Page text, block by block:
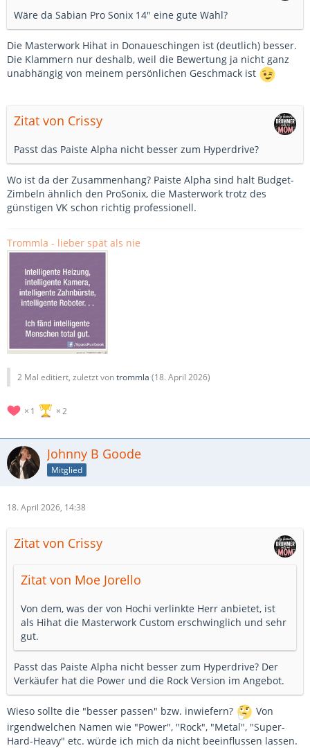
Wäre da Sabian Pro Sonix 14" eine gute Wahl?
Die Masterwork Hihat in Donaueschingen ist (deutlich) besser.
Die Klammern nur deshalb, weil die Bewertung ja nicht ganz
unabhängig von meinem persönlichen Geschmack ist
Zitat von Crissy
Passt das Paiste Alpha nicht besser zum Hyperdrive?
Wo ist da der Zusammenhang? Paiste Alpha sind halt Budget-
Zimbeln ähnlich den ProSonix, die Masterwork trotz des
günstigen VK schon richtig professionell.
Trommla - lieber spät als nie
2 Mal editiert, zuletzt vontrommla (18. April 2026)
1 2
Johnny B Goode
Mitglied
18. April 2026, 14:38
Zitat von Crissy
Zitat von Moe Jorello
Von dem, was der von Hochi verlinkte Herr anbietet, ist
als Hihat die Masterwork Custom erschwinglich und sehr
gut.
Passt das Paiste Alpha nicht besser zum Hyperdrive? Der
Verkäufer hat die Power und die Rock Version im Angebot.
Wieso sollte die "besser passen" bzw. inwiefern?
Von
irgendwelchen Namen wie "Power", "Rock", "Metal", "Super-
Hard-Heavy" etc. würde ich mich da nicht beeinflussen lassen.